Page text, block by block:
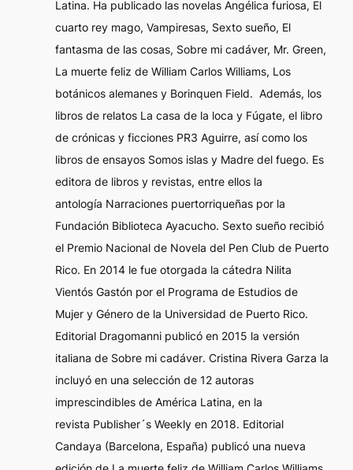
Latina. Ha publicado las novelasAngélica furiosa, El
cuarto rey mago, Vampiresas, Sexto sueño, El
fantasma de las cosas, Sobre mi cadáver, Mr. Green,
La muerte feliz de William Carlos Williams, Los
botánicos alemanesy Borinquen Field.Además, los
libros de relatos La casa de la loca y Fúgate, el libro
de crónicas y ficciones PR3 Aguirre, así como los
libros de ensayos Somos islas y Madre del fuego. Es
editora de libros y revistas, entre ellos la
antología Narraciones puertorriqueñas por la
Fundación Biblioteca Ayacucho. Sexto sueño recibió
el Premio Nacional de Novela del Pen Club de Puerto
Rico. En 2014 le fue otorgada la cátedra Nilita
Vientós Gastón por el Programa de Estudios de
Mujer y Género de la Universidad de Puerto Rico.
Editorial Dragomanni publicó en 2015 la versión
italiana de Sobre mi cadáver. Cristina Rivera Garza la
incluyó en una selección de 12 autoras
imprescindibles de América Latina, en la
revista Publisher´s Weekly en 2018. Editorial
Candaya (Barcelona, España) publicó una nueva